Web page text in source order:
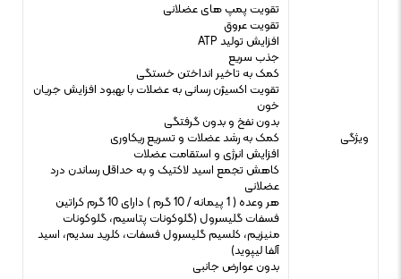
ویژگی
تقویت پمپ های عضلانی
تقویت عروق
افزایش تولید ATP
جذب سریع
کمک به تاخیر انداختن خستگی
تقویت اکسیژن رسانی به عضلات با بهبود افزایش جریان
خون
بدون نفخ و بدون گرفتگی
کمک به رشد عضلات و تسریع ریکاوری
افزایش انرژی و استقامت عضلات
کاهش تجمع اسید لاکتیک و به حداقل رساندن درد
عضلانی
هر وعده ( 1 پیمانه / 10 گرم ) دارای 10 گرم کراتین
فسفات گلیسرول (گلوکونات پتاسیم، گلوکونات
منیزیم، کلسیم گلیسرول فسفات، کلرید سدیم، اسید
آلفا لیپوید)
بدون عوارض جانبی